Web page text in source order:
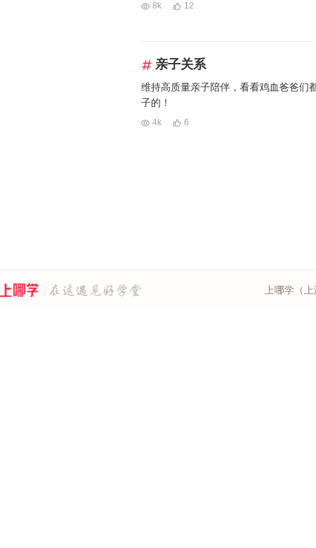
8k 12
亲子关系
维持高质量亲子陪伴，看看鸡血爸爸们
子的！
4k 6
上哪学（